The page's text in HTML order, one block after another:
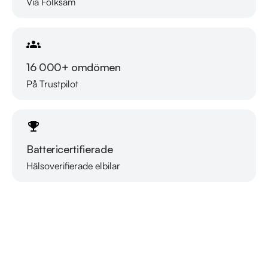
https://www.riddermarkbil.se/kopa-bil/mercedes-
för att:
• Se närbilder och film på bilen
• Få mer info om utrustning och tillval
RIDDERMARK BIL TRYGGHETSPAKET:
Skydda din bil med vårt trygghetspaket. Välj mellan 12-60
16 000+ omdömen
På Trustpilot
Battericertifierade
Hälsoverifierade elbilar
Läs mer om oss